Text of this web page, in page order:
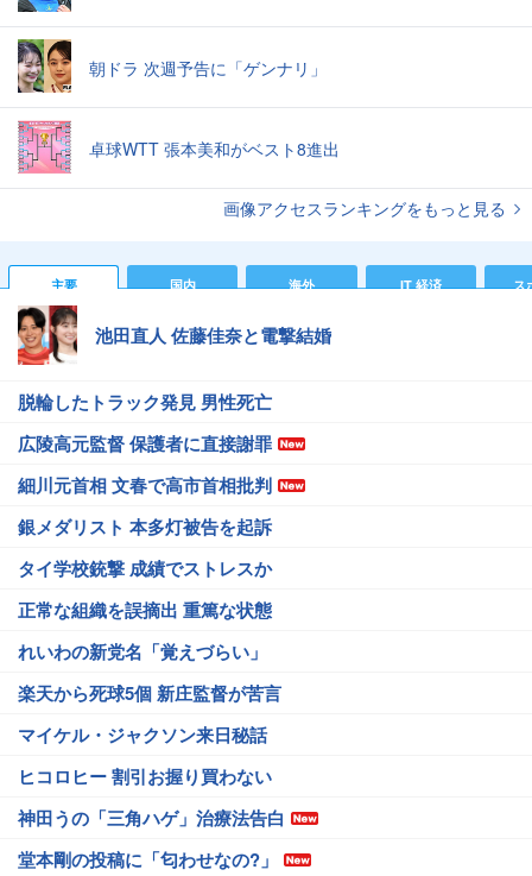
朝ドラ 次週予告に「ゲンナリ」
卓球WTT 張本美和がベスト8進出
画像アクセスランキングをもっと見る
主要 国内 海外 IT 経済 ス
池田直人 佐藤佳奈と電撃結婚
脱輪したトラック発見 男性死亡
広陵高元監督 保護者に直接謝罪
細川元首相 文春で高市首相批判
銀メダリスト 本多灯被告を起訴
タイ学校銃撃 成績でストレスか
正常な組織を誤摘出 重篤な状態
れいわの新党名「覚えづらい」
楽天から死球5個 新庄監督が苦言
マイケル・ジャクソン来日秘話
ヒコロヒー 割引お握り買わない
神田うの「三角ハゲ」治療法告白
堂本剛の投稿に「匂わせなの?」